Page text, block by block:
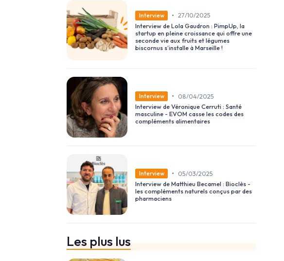
Interview • 27/10/2025
Interview de Lola Gaudron : PimpUp, la
startup en pleine croissance qui offre une
seconde vie aux fruits et légumes
biscornus s’installe à Marseille !
Interview •
08/04/2025
Interview de Véronique Cerruti : Santé
masculine - EVOM casse les codes des
compléments alimentaires
Interview •
05/03/2025
Interview de Matthieu Becamel : Bioclès -
les compléments naturels conçus par des
pharmaciens
Les plus lus